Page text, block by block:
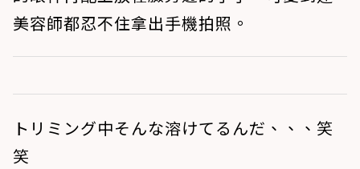
美容師都忍不住拿出手機拍照。
トリミング中そんな溶けてるんだ、、、笑
笑